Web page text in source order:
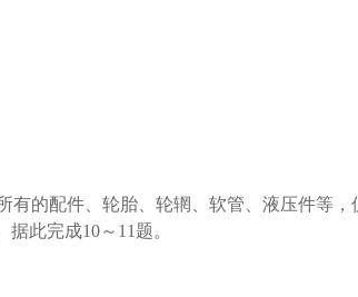
有的配件、轮胎、轮辋、软管、液压件等
此完成10～11题。